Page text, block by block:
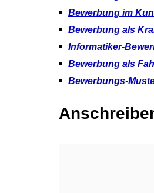
Bewerbung im
Bewerbung als
Informatiker-
Bewerbung als
Bewerbungs-